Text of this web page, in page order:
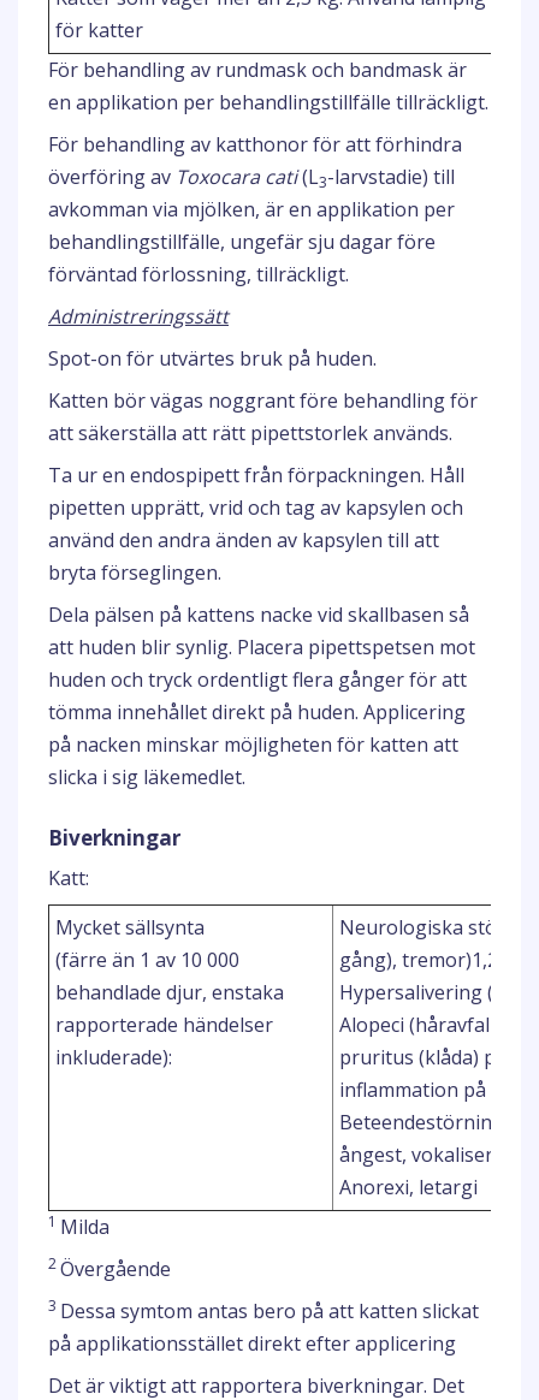
för katter
För behandling av rundmask och bandmask är
en applikation per behandlingstillfälle tillräckligt.
För behandling av katthonor för att förhindra
överföring av Toxocara cati(L3-larvstadie) till
avkomman via mjölken, är en applikation per
behandlingstillfälle, ungefär sju dagar före
förväntad förlossning, tillräckligt.
Administreringssätt
Spot-on för utvärtes bruk på huden.
Katten bör vägas noggrant före behandling för
att säkerställa att rätt pipettstorlek används.
Ta ur en endospipett från förpackningen. Håll
pipetten upprätt, vrid och tag av kapsylen och
använd den andra änden av kapsylen till att
bryta förseglingen.
Dela pälsen på kattens nacke vid skallbasen så
att huden blir synlig. Placera pipettspetsen mot
huden och tryck ordentligt flera gånger för att
tömma innehållet direkt på huden. Applicering
på nacken minskar möjligheten för katten att
slicka i sig läkemedlet.
Biverkningar
Katt:
Mycket sällsynta
(färre än 1 av 10 000
behandlade djur, enstaka
rapporterade händelser
inkluderade):
Neurologiska
gång), tremor)1,2,3
Hypersalivering
Alopeci (håravfall)
pruritus (klåda) på
inflammation på
Beteendestörningar
ångest, vokalisering)
Anorexi, letargi
1 Milda
2Övergående
3 Dessa symtom antas bero på att katten slickat
på applikationsstället direkt efter applicering
Det är viktigt att rapportera biverkningar. Det